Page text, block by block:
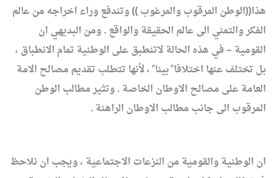
هذا((الوطن المرقوب والمرغوب )) وتندفع وراء اخراجه من عالم
الفكر والتمني الى عالم الحقيقة والواقع . ومن البديهي ان
القومية – في هذه الحالة لاتنطبق على الوطنية تمام الانطباق ،
بل تختلف عنها اختلافا ً بينا ً ، لأنها تتطلب تقديم مصالح الامة
العامة على مصالح الاوطان الخاصة . وتثير مطالب الوطن
المرقوب الى جانب مطالب الاوطان الراهنة .
ان الوطنية والقومية من النزعات الاجتماعية ، ويجب ان نلاحظ